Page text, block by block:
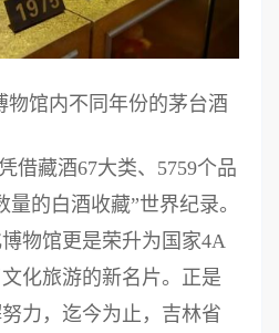
物馆内不同年份的茅台酒
借藏酒67大类、5759个品
的白酒收藏”世界纪录。
物馆更是荣升为国家4A
化旅游的新名片。正是
力，迄今为止，吉林省